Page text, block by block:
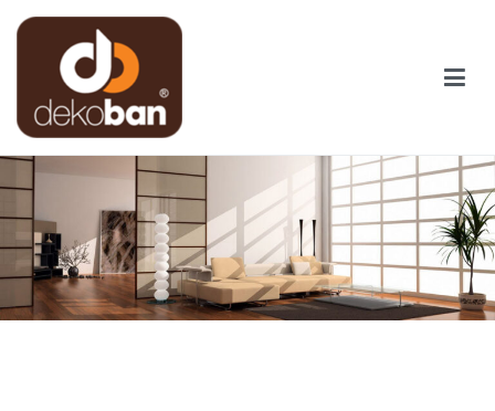
Przejdź
Dekoban
Dekoracje z gustem